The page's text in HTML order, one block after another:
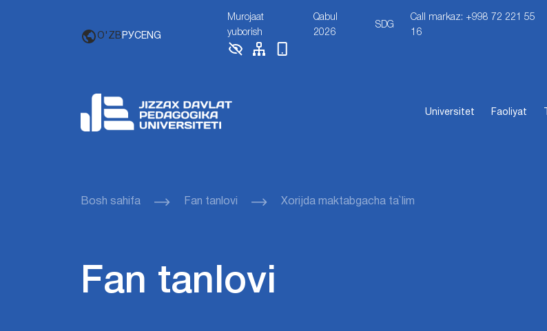
O'ZB РУСENG
Murojaat
yuborish
Qabul
2026
SDG
Call markaz: +998 72 221 55
16
Universitet Faoliyat
Bosh sahifa Fan tanlovi Xorijda maktabgacha ta`lim
Fan tanlovi